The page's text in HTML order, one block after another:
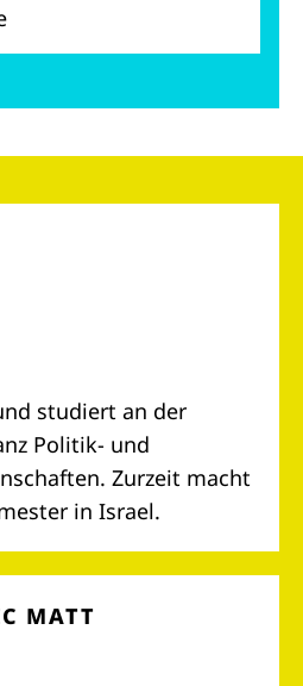
studiert an der
Politik- und
Zurzeit macht
in Israel.
MATT